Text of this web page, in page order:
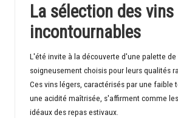
La sélection des
incontournables
L'été invite à la découverte d'une palette de
soigneusement choisis pour leurs qualités
Ces vins légers, caractérisés par une faible
une acidité maîtrisée, s'affirment comme
idéaux des repas estivaux.